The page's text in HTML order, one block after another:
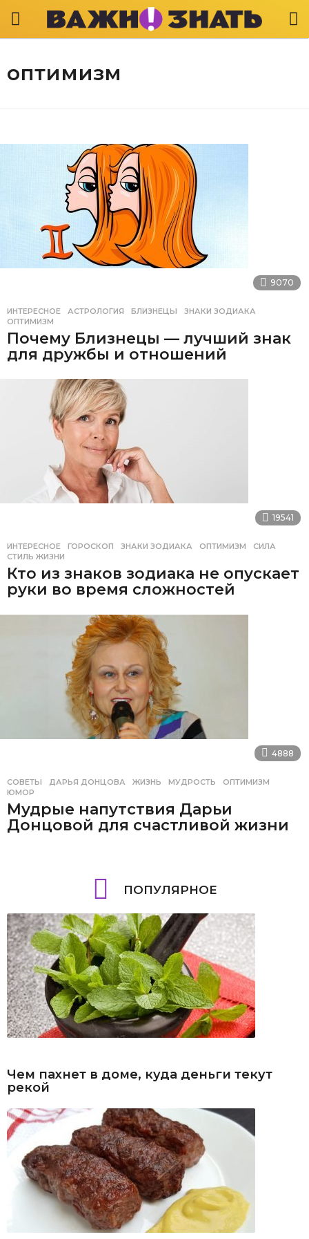
оптимизм
9070
ИНТЕРЕСНОЕ АСТРОЛОГИЯ ,БЛИЗНЕЦЫ ,ЗНАКИ ЗОДИАКА
ОПТИМИЗМ
Почему Близнецы — лучший знак
для дружбы и отношений
19541
ИНТЕРЕСНОЕ ГОРОСКОП ,ЗНАКИ ЗОДИАКА ,ОПТИМИЗМ ,СИЛА
СТИЛЬ ЖИЗНИ
Кто из знаков зодиака не опускает
руки во время сложностей
4888
СОВЕТЫ ДАРЬЯ ДОНЦОВА ,ЖИЗНЬ ,МУДРОСТЬ ,ОПТИМИЗМ
ЮМОР
Мудрые напутствия Дарьи
Донцовой для счастливой жизни
ПОПУЛЯРНОЕ
Чем пахнет в доме, куда деньги текут
рекой